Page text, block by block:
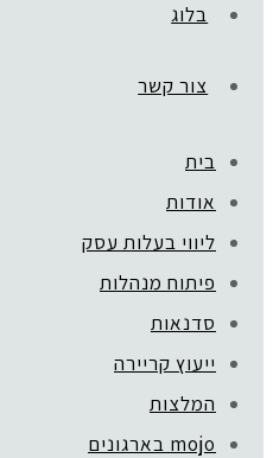
בלוג
צור קשר
בית
אודות
ליווי בעלות עסק
פיתוח מנהלות
סדנאות
ייעוץ קריירה
המלצות
mojo בארגונים
קהילת סלוניקי 1, תל אביב |
© כל הזכויות שמורות לגלית שול |
נסטיה פייביש| ביצוע:zivuch